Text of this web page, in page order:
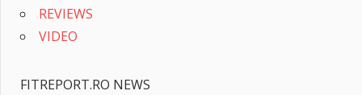
REVIEWS
VIDEO
FITREPORT.RO NEWS